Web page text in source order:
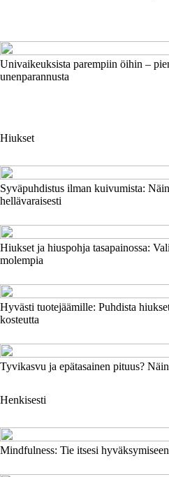
Univaikeuksista parempiin öihin –
unenparannusta
Hiukset
Syväpuhdistus ilman kuivumista:
hellävaraisesti
Hiukset ja hiuspohja tasapainossa:
molempia
Hyvästi tuotejäämille: Puhdista
kosteutta
Tyvikasvu ja epätasainen pituus?
Henkisesti
Mindfulness: Tie itsesi